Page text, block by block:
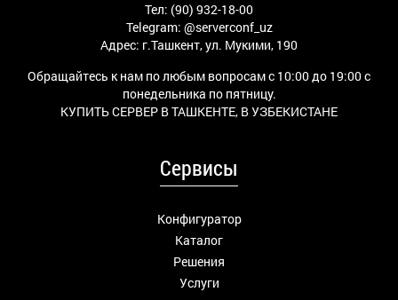
Тел: (90) 932-18-00
Telegram: @serverconf_uz
Адрес: г.Ташкент, ул. Мукими, 190
Обращайтесь к нам по любым вопросам с 10:00 до 19:00 с
понедельника по пятницу.
КУПИТЬ СЕРВЕР В ТАШКЕНТЕ, В УЗБЕКИСТАНЕ
Сервисы
Конфигуратор
Каталог
Решения
Услуги